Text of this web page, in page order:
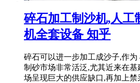
碎石加工制沙机,人工
机全套设备 知乎
碎石可以进一步加工成沙子,作
制砂市场非常活泛,尤其近来在
场呈现巨大的供应缺口,再加上